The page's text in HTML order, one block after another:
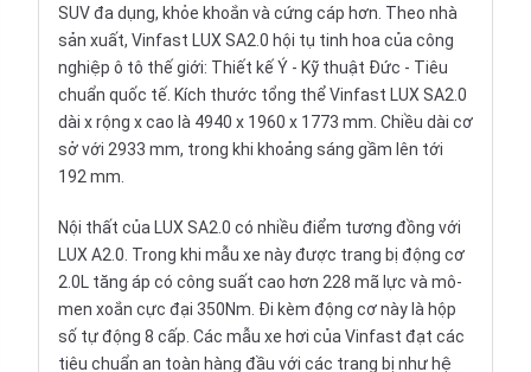
SUVđa dụng, khỏe khoắn và cứng cáp hơn. Theo nhà
sản xuất, Vinfast LUX SA2.0 hội tụ tinh hoa của công
nghiệp ô tô thế giới: Thiết kế Ý - Kỹ thuật Đức - Tiêu
chuẩn quốc tế. Kích thước tổng thể Vinfast LUX SA2.0
dài x rộng x cao là 4940 x 1960 x 1773 mm. Chiều dài cơ
sở với 2933 mm, trong khi khoảng sáng gầm lên tới
192 mm.
Nội thất của LUX SA2.0 có nhiều điểm tương đồng với
LUX A2.0. Trong khi mẫu xe này được trang bị động cơ
2.0L tăng áp có công suất cao hơn 228 mã lực và mô-
men xoắn cực đại 350Nm. Đi kèm động cơ này là hộp
số tự động 8 cấp. Các mẫu xe hơi của Vinfast đạt các
tiêu chuẩn an toàn hàng đầu với các trang bị như hệ